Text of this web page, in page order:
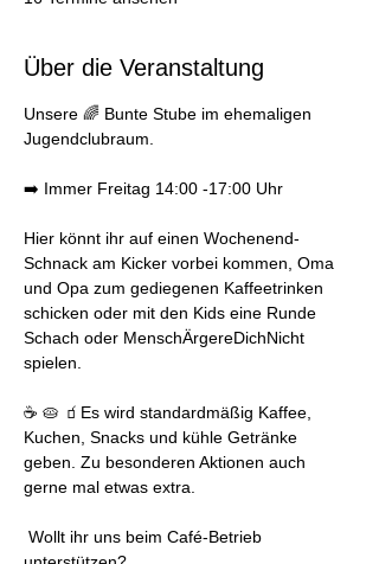
Über die Veranstaltung
Unsere 🌈 Bunte Stube im ehemaligen
Jugendclubraum.
➡️ Immer Freitag 14:00 -17:00 Uhr
Hier könnt ihr auf einen Wochenend-
Schnack am Kicker vorbei kommen, Oma
und Opa zum gediegenen Kaffeetrinken
schicken oder mit den Kids eine Runde
Schach oder MenschÄrgereDichNicht
spielen.
☕ 🥧 🧃Es wird standardmäßig Kaffee,
Kuchen, Snacks und kühle Getränke
geben. Zu besonderen Aktionen auch
gerne mal etwas extra.